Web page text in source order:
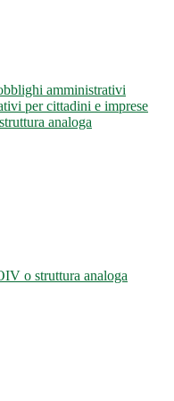
amministrativi
per cittadini e imprese
analoga
o struttura analoga